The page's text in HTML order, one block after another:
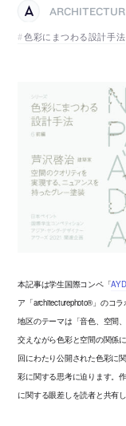
色彩にまつわる設計手法
本記事は学生国際コンペ「
ア「architecturephoto®」のコ
地区のテーマは「音色、空間
交えながら色彩と空間の関係
回にわたり公開された色彩に
彩に関する思考に迫ります。
に関する眼差しを読者と共有